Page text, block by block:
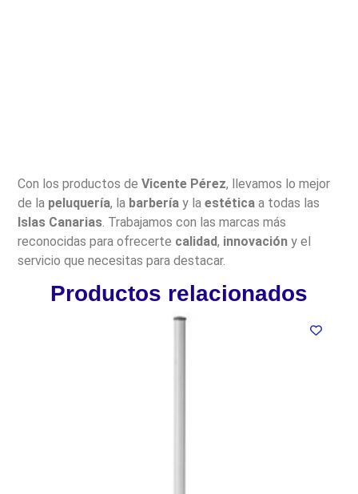
Con los productos deVicente Pérez, llevamos lo mejor
de la peluquería, la barbería y laestética a todas las
Islas Canarias. Trabajamos con las marcas más
reconocidas para ofrecerte calidad, innovación y el
servicio que necesitas para destacar.
Productos relacionados